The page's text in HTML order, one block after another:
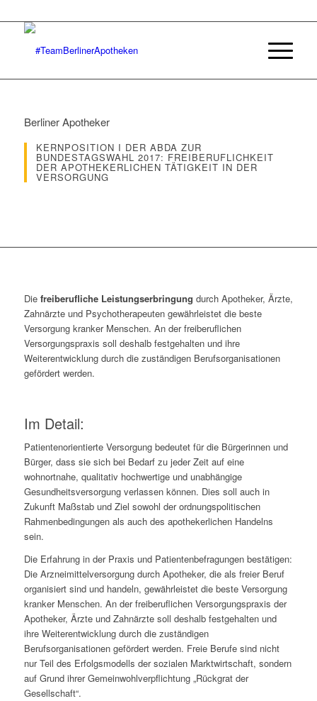
Berliner Apotheker
KERNPOSITION I DER ABDA ZUR
BUNDESTAGSWAHL 2017: FREIBERUFLICHKEIT
DER APOTHEKERLICHEN TÄTIGKEIT IN DER
VERSORGUNG
Die freiberufliche Leistungserbringung durch Apotheker, Ärzte,
Zahnärzte und Psychotherapeuten gewährleistet die beste
Versorgung kranker Menschen. An der freiberuflichen
Versorgungspraxis soll deshalb festgehalten und ihre
Weiterentwicklung durch die zuständigen Berufsorganisationen
gefördert werden.
Im Detail:
Patientenorientierte Versorgung bedeutet für die Bürgerinnen und
Bürger, dass sie sich bei Bedarf zu jeder Zeit auf eine
wohnortnahe, qualitativ hochwertige und unabhängige
Gesundheitsversorgung verlassen können. Dies soll auch in
Zukunft Maßstab und Ziel sowohl der ordnungspolitischen
Rahmenbedingungen als auch des apothekerlichen Handelns
sein.
Die Erfahrung in der Praxis und Patientenbefragungen bestätigen:
Die Arzneimittelversorgung durch Apotheker, die als freier Beruf
organisiert sind und handeln, gewährleistet die beste Versorgung
kranker Menschen. An der freiberuflichen Versorgungspraxis der
Apotheker, Ärzte und Zahnärzte soll deshalb festgehalten und
ihre Weiterentwicklung durch die zuständigen
Berufsorganisationen gefördert werden. Freie Berufe sind nicht
nur Teil des Erfolgsmodells der sozialen Marktwirtschaft, sondern
auf Grund ihrer Gemeinwohlverpflichtung „Rückgrat der
Gesellschaft“.